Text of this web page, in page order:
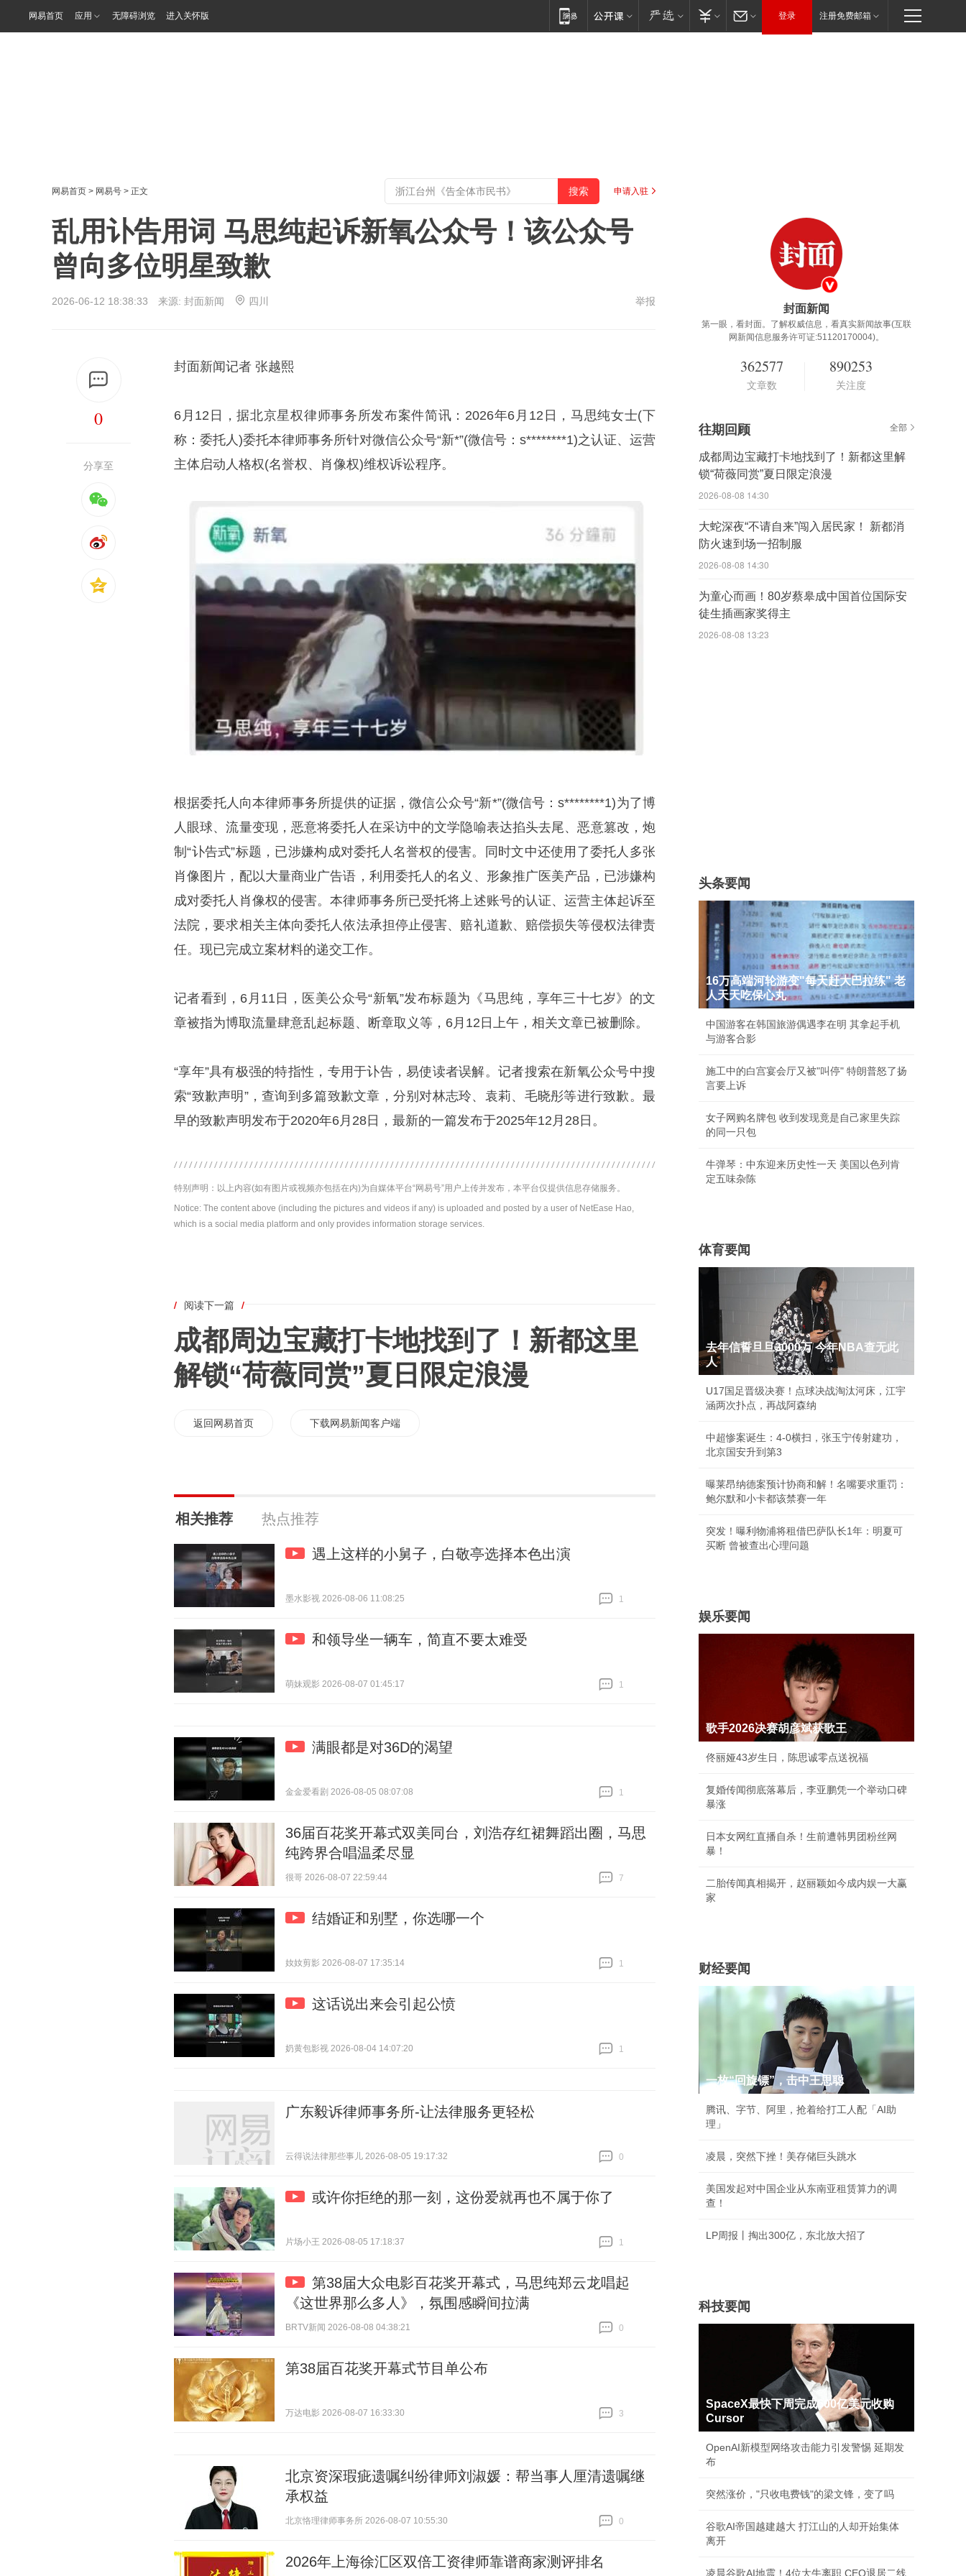
网易首页 应用 无障碍浏览 进入关怀版 登录 注册免费邮箱
网易首页 > 网易号 > 正文 申请入驻
乱用讣告用词 马思纯起诉新氧公众号！该公众号
曾向多位明星致歉
2026-06-12 18:38:33 来源: 封面新闻 四川 举报
0
分享至
封面新闻记者 张越熙
6月12日，据北京星权律师事务所发布案件简讯：2026年6月12日， 马思纯女士(下
称：委托人)委托本律师事务所针对微信公众号“新*”(微信号：s********1)之认证、运营
主体启动人格权(名誉权、肖像权)维权诉讼程序。
根据委托人向本律师事务所提供的证据，微信公众号“新*”(微信号：s********1)为了博
人眼球、流量变现，恶意将委托人在采访中的文学隐喻表达掐头去尾、恶意篡改，炮
制“讣告式”标题，已涉嫌构成对委托人名誉权的侵害。同时文中还使用了委托人多张
肖像图片，配以大量商业广告语，利用委托人的名义、形象推广医美产品，已涉嫌构
成对委托人肖像权的侵害。本律师事务所已受托将上述账号的认证、运营主体起诉至
法院，要求相关主体向委托人依法承担停止侵害、赔礼道歉、赔偿损失等侵权法律责
任。现已完成立案材料的递交工作。
记者看到，6月11日，医美公众号“新氧”发布标题为《马思纯，享年三十七岁》的文
章被指为博取流量肆意乱起标题、断章取义等，6月12日上午，相关文章已被删除。
“享年”具有极强的特指性，专用于讣告，易使读者误解。记者搜索在新氧公众号中搜
索“致歉声明”，查询到多篇致歉文章，分别对林志玲、袁莉、毛晓彤等进行致歉。最
早的致歉声明发布于2020年6月28日，最新的一篇发布于2025年12月28日。
特别声明：以上内容(如有图片或视频亦包括在内)为自媒体平台“网易号”用户上传并发布，本平台仅提供信息存储服务。
Notice: The content above (including the pictures and videos if any) is uploaded and posted by a user of NetEase Hao,
which is a social media platform and only provides information storage services.
/ 阅读下一篇 /
成都周边宝藏打卡地找到了！新都这里
解锁“荷薇同赏”夏日限定浪漫
返回网易首页 下载网易新闻客户端
相关推荐 热点推荐
遇上这样的小舅子，白敬亭选择本色出演
墨水影视 2026-08-06 11:08:25
1
和领导坐一辆车，简直不要太难受
萌妹观影 2026-08-07 01:45:17
1
满眼都是对36D的渴望
金金爱看剧 2026-08-05 08:07:08
1
36届百花奖开幕式双美同台，刘浩存红裙舞蹈出圈，马思
纯跨界合唱温柔尽显
很哥 2026-08-07 22:59:44
7
结婚证和别墅，你选哪一个
奻奻剪影 2026-08-07 17:35:14
1
这话说出来会引起公愤
奶黄包影视 2026-08-04 14:07:20
1
广东毅诉律师事务所-让法律服务更轻松
云得说法律那些事儿 2026-08-05 19:17:32
0
或许你拒绝的那一刻，这份爱就再也不属于你了
片场小王 2026-08-05 17:18:37
1
第38届大众电影百花奖开幕式，马思纯郑云龙唱起
《这世界那么多人》，氛围感瞬间拉满
BRTV新闻 2026-08-08 04:38:21
0
第38届百花奖开幕式节目单公布
万达电影 2026-08-07 16:33:30
3
北京资深瑕疵遗嘱纠纷律师刘淑媛：帮当事人厘清遗嘱继
承权益
北京恪理律师事务所 2026-08-07 10:55:30
0
2026年上海徐汇区双倍工资律师靠谱商家测评排名
封面新闻
第一眼，看封面。了解权威信息，看真实新闻故事(互联
网新闻信息服务许可证:51120170004)。
362577
文章数
890253
关注度
往期回顾 全部
成都周边宝藏打卡地找到了！新都这里解
锁“荷薇同赏”夏日限定浪漫
2026-08-08 14:30
大蛇深夜“不请自来”闯入居民家！ 新都消
防火速到场一招制服
2026-08-08 14:30
为童心而画！80岁蔡皋成中国首位国际安
徒生插画家奖得主
2026-08-08 13:23
头条要闻
16万高端河轮游变"每天赶大巴拉练" 老
人天天吃保心丸
中国游客在韩国旅游偶遇李在明 其拿起手机
与游客合影
施工中的白宫宴会厅又被"叫停" 特朗普怒了扬
言要上诉
女子网购名牌包 收到发现竟是自己家里失踪
的同一只包
牛弹琴：中东迎来历史性一天 美国以色列肯
定五味杂陈
体育要闻
去年信誓旦旦3000万 今年NBA查无此
人
U17国足晋级决赛！点球决战淘汰河床，江宇
涵两次扑点，再战阿森纳
中超惨案诞生：4-0横扫，张玉宁传射建功，
北京国安升到第3
曝莱昂纳德案预计协商和解！名嘴要求重罚：
鲍尔默和小卡都该禁赛一年
突发！曝利物浦将租借巴萨队长1年：明夏可
买断 曾被查出心理问题
娱乐要闻
歌手2026决赛胡彦斌获歌王
佟丽娅43岁生日，陈思诚零点送祝福
复婚传闻彻底落幕后，李亚鹏凭一个举动口碑
暴涨
日本女网红直播自杀！生前遭韩男团粉丝网
暴！
二胎传闻真相揭开，赵丽颖如今成内娱一大赢
家
财经要闻
一枚“回旋镖”，击中王思聪
腾讯、字节、阿里，抢着给打工人配「AI助
理」
凌晨，突然下挫！美存储巨头跳水
美国发起对中国企业从东南亚租赁算力的调
查！
LP周报丨掏出300亿，东北放大招了
科技要闻
SpaceX最快下周完成600亿美元收购
Cursor
OpenAI新模型网络攻击能力引发警惕 延期发
布
突然涨价，"只收电费钱"的梁文锋，变了吗
谷歌AI帝国越建越大 打江山的人却开始集体
离开
凌晨谷歌AI地震！4位大牛离职 CEO退居二线